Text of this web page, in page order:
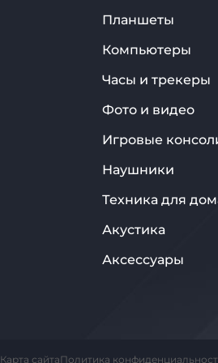
Планшеты
Компьютеры
Часы и трекеры
Фото и видео
Игровые
Наушники
Техника для
Акустика
Аксессуары
Карта сайтаПолитика